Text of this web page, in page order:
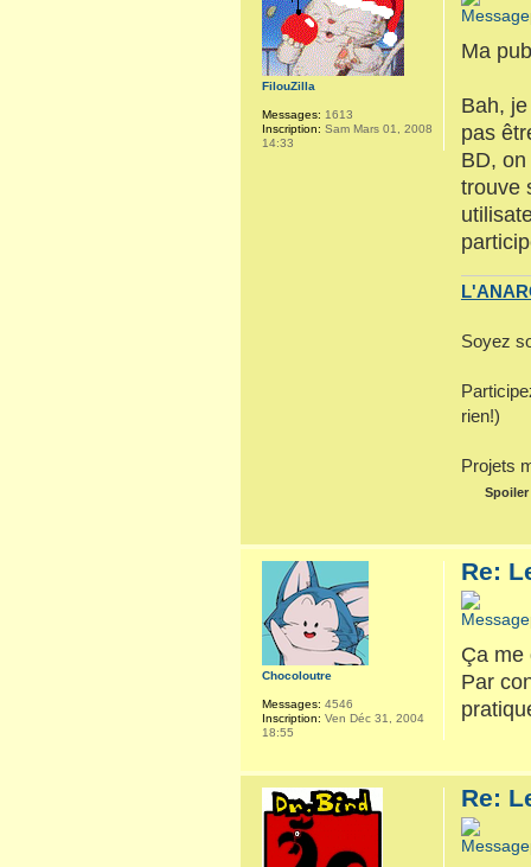
Ma
Bah,
pas
BD,
trouve
Soyez
rien!)
Projets
Spoiler
FilouZilla
Messages: 1613
Inscription: Sam Mars 01, 2008
14:33
Re:
Ça
Par
Chocoloutre
Messages: 4546
Inscription: Ven Déc 31, 2004
18:55
Re: